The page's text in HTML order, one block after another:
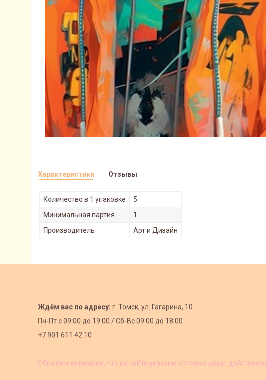
Характеристики
Количество в 1 упаковке
5
Минимальная партия
1
Производитель
Арт и Дизайн
Отзывы
Ждём вас по адресу: г. Томск, ул. Гагарина, 10
Пн-Пт с09:00 до 19:00 /Сб-Вс 09:00 до 18:00
+7 901 611 42 10
Обратите внимание, что на сайте указаны оптовые цены,